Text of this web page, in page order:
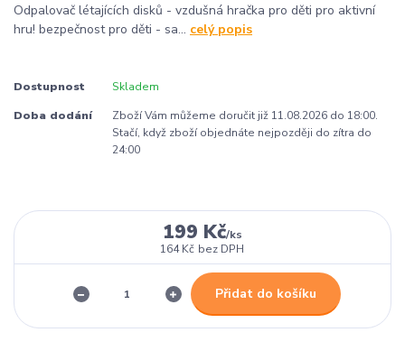
Odpalovač létajících disků - vzdušná hračka pro děti pro aktivní
hru! bezpečnost pro děti - sa... celý popis
Dostupnost Skladem
Doba dodání
Zboží Vám můžeme doručit již 11.08.2026 do 18:00.
Stačí, když zboží objednáte nejpozději do zítra do
24:00
199 Kč/ks
164 Kč bez DPH
Přidat do košíku